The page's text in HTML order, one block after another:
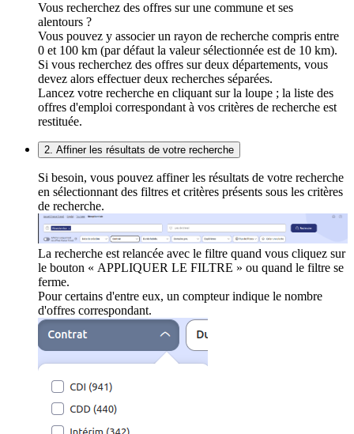
Vous recherchez des offres sur une commune et ses
alentours ?
Vous pouvez y associer un rayon de recherche compris entre
0 et 100 km (par défaut la valeur sélectionnée est de 10 km).
Si vous recherchez des offres sur deux départements, vous
devez alors effectuer deux recherches séparées.
Lancez votre recherche en cliquant sur la loupe ; la liste des
offres d'emploi correspondant à vos critères de recherche est
restituée.
2. Affiner les résultats de votre recherche
Si besoin, vous pouvez affiner les résultats de votre recherche
en sélectionnant des filtres et critères présents sous les critères
de recherche.
La recherche est relancée avec le filtre quand vous cliquez sur
le bouton « APPLIQUER LE FILTRE » ou quand le filtre se
ferme.
Pour certains d'entre eux, un compteur indique le nombre
d'offres correspondant.